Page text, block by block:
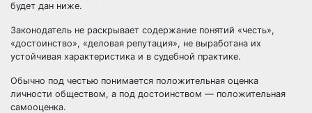
будет дан ниже.
Законодатель не раскрывает содержание понятий «честь»,
«достоинство», «деловая репутация», не выработана их
устойчивая характеристика и в судебной практике.
Обычно под честью понимается положительная оценка
личности обществом, а под достоинством — положительная
самооценка.